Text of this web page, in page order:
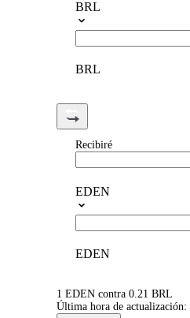
BRL
BRL
Recibiré
EDEN
EDEN
1 EDEN contra 0.21 BRL
Última hora de actualización: